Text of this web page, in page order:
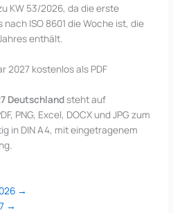
KW 53/2026, da die erste
ISO 8601 die Woche ist, die
enthält.
2027 kostenlos als PDF
Deutschlandsteht auf
PNG, Excel, DOCX und JPG zum
in DIN A4, mit eingetragenem
→
→